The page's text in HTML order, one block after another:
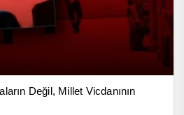
Değil, Millet Vicdanının